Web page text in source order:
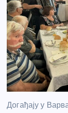
Догађају у